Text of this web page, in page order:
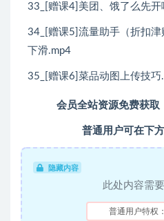
33_[赠课4]美团、饿了么先
34_[赠课5]流量助手（折扣
下滑.mp4
35_[赠课6]菜品动图上传技巧
会员全站资源免费获取
普通用户可在下
隐藏内容
此处内容需
普通用户特权：